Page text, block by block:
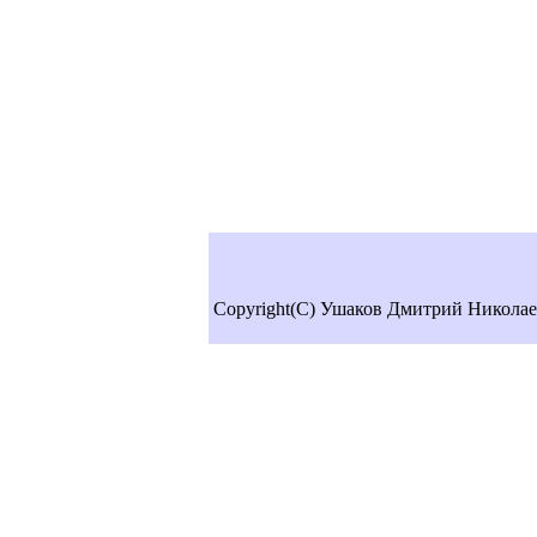
Copyright(C) Ушаков Дмитрий